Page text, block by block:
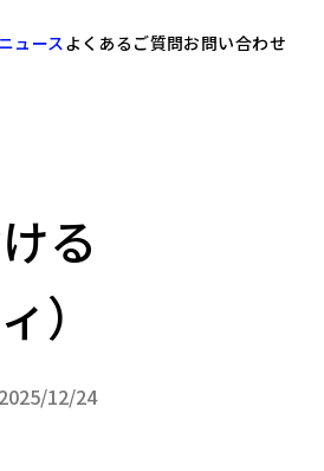
ニュースよくあるご質問お問い合わせ
る
）
12/24